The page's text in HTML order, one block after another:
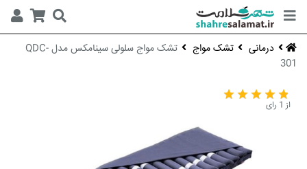
درمانی تشک مواج
تشک مواج سلولی سینامکس مدل QDC-
301
از 1 رای